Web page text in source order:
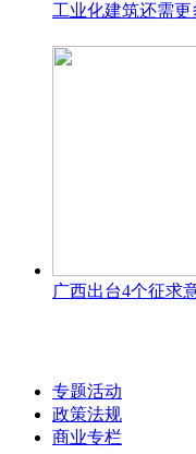
工业化建筑还需
广西出台4个征求
专题活动
政策法规
商业专栏